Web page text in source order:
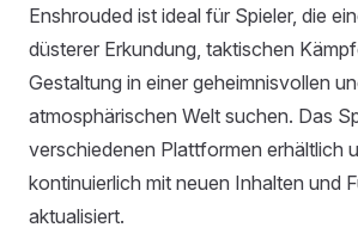
Enshrouded ist ideal für Spieler, die
düsterer Erkundung, taktischen
Gestaltung in einer geheimnisvollen
atmosphärischen Welt suchen. Das
verschiedenen Plattformen erhältlich
kontinuierlich mit neuen Inhalten und
aktualisiert.